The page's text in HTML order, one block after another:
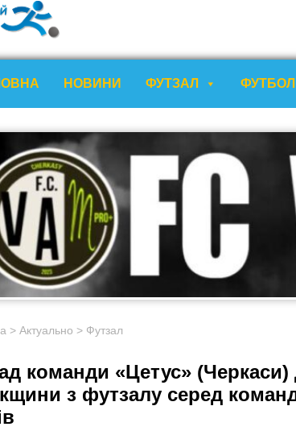
НОВИНИ ФУТЗАЛ ФУТБОЛ
> Актуально > Футзал
команди «Цетус» (Черкаси)
з футзалу серед команд